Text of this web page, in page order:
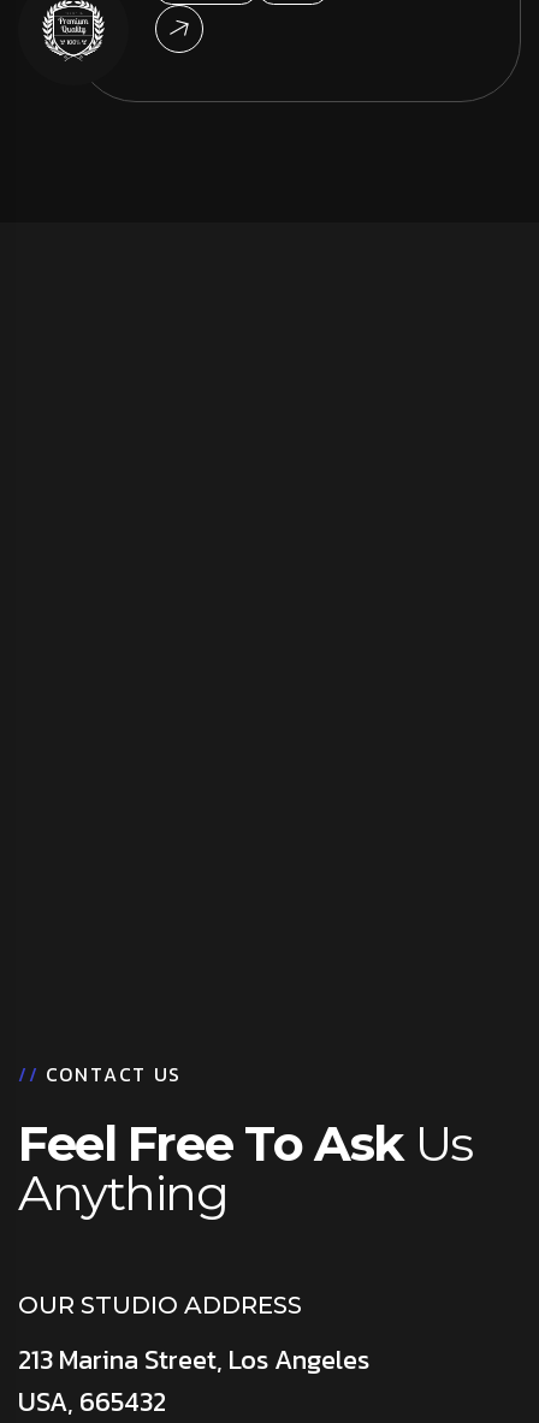
// CONTACT US
Feel Free ToAsk Us
Anything
OUR STUDIO ADDRESS
213 Marina Street, Los Angeles
USA, 665432